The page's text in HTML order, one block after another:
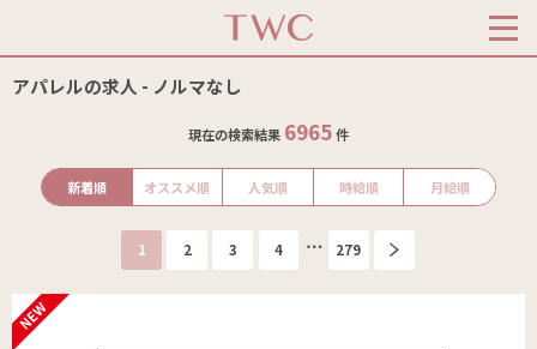
アパレルの求人 - ノルマなし
現在の検索結果 6965件
新着順 オススメ順 人気順 時給順 月給順
1 2 3 4 279